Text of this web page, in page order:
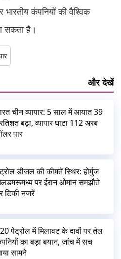
कंपनियों की वैश्विक
सकता है।
और देखें
चीन व्यापार: 5 साल में आयात 39
बढ़ा, व्यापार घाटा 112 अरब
पार
डीजल की कीमतें स्थिर: होर्मुज
पर ईरान ओमान समझौते
टिकी नजरें
पेट्रोल में मिलावट के दावों पर तेल
का बड़ा बयान, जांच में सच
सामने